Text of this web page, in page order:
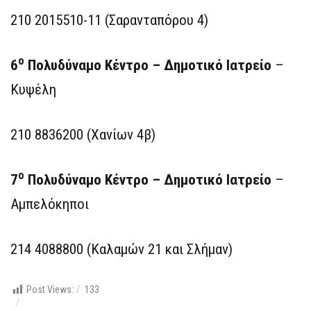
210 2015510-11 (Σαρανταπόρου 4)
6ο Πολυδύναμο Κέντρο – Δημοτικό Ιατρείο –
Κυψέλη
210 8836200 (Χανίων 4β)
7ο Πολυδύναμο Κέντρο – Δημοτικό Ιατρείο –
Αμπελόκηποι
214 4088800 (Καλαμών 21 και Σλήμαν)
Post Views: 133